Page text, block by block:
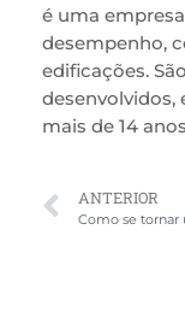
é uma
desempenho,
edificações.
desenvolvidos,
mais de 14
ANTERIOR